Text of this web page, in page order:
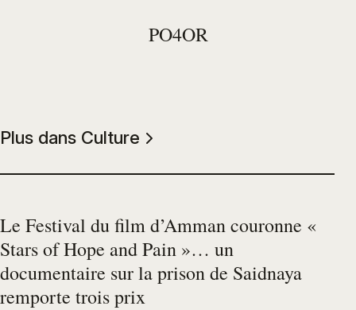
PO4OR
Plus dans Culture
Le Festival du film d’Amman couronne «
Stars of Hope and Pain »… un
documentaire sur la prison de Saidnaya
remporte trois prix